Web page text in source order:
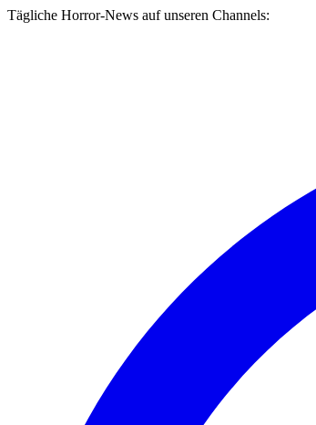
Tägliche Horror-News auf unseren Channels: